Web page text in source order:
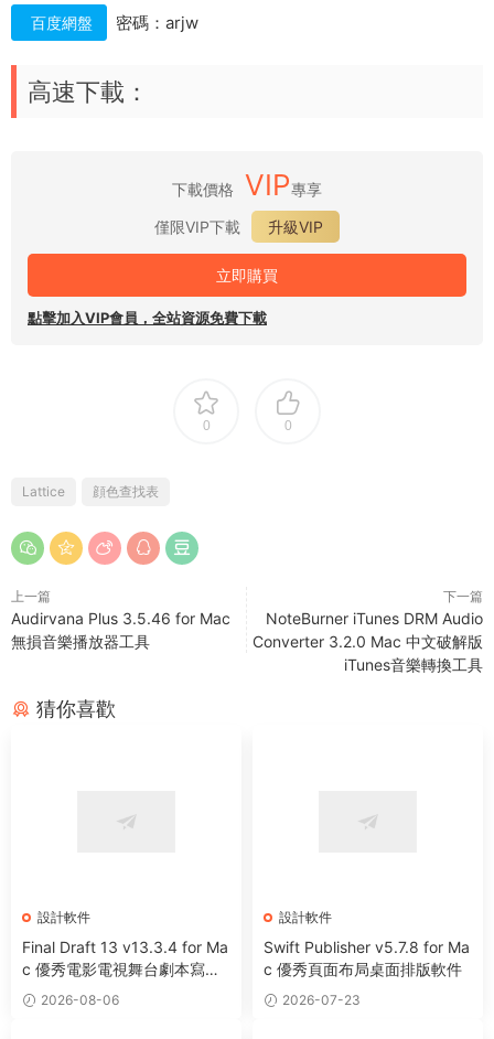
百度網盤 密碼：arjw
高速下載：
下載價格 VIP專享
僅限VIP下載
升級VIP
立即購買
點擊加入VIP會員，全站資源免費下載
0 0
Lattice 顔色查找表
上一篇
Audirvana Plus 3.5.46 for Mac
無損音樂播放器工具
下一篇
NoteBurner iTunes DRM Audio
Converter 3.2.0 Mac 中文破解版
iTunes音樂轉換工具
猜你喜歡
設計軟件
Final Draft 13 v13.3.4 for Ma
c 優秀電影電視舞台劇本寫作
軟件2026-08-06
設計軟件
Swift Publisher v5.7.8 for Ma
c 優秀頁面布局桌面排版軟件
2026-07-23